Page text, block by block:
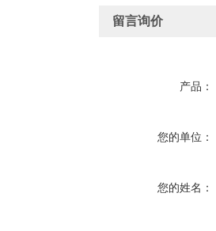
留言询价
产品：
您的单位：
您的姓名：